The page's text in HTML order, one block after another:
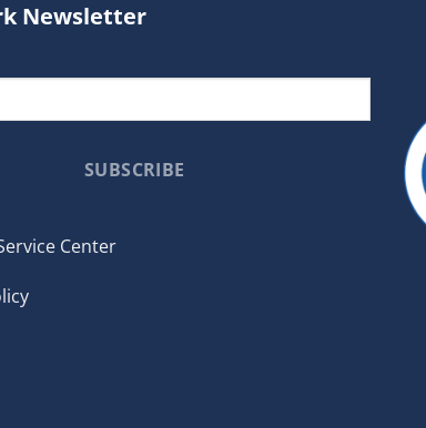
Newsletter
SUBSCRIBE
Center